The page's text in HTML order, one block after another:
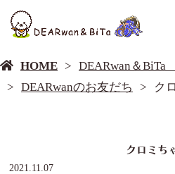
HOME
DEARwan＆
DEARwanのお友だち
ク
クロミち
2021.11.07